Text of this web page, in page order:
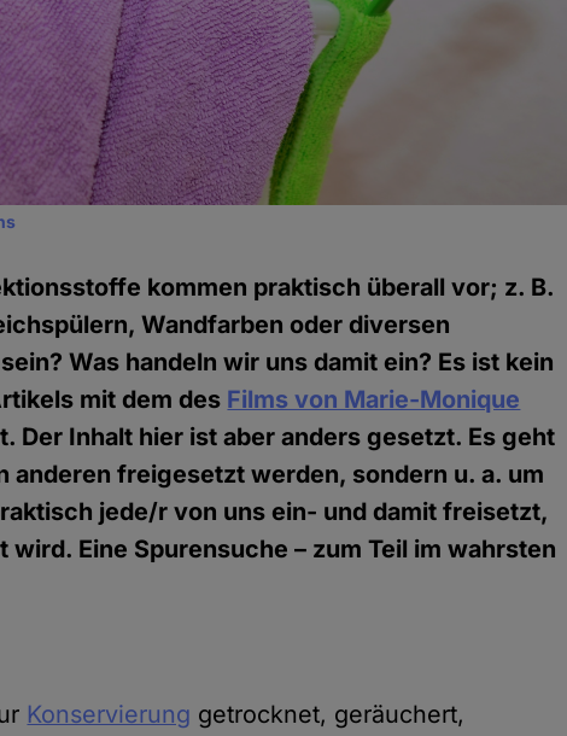
kommen praktisch überall vor; z. B.
Wandfarben oder diversen
Was handeln wir uns damit ein? Es ist kein
mit dem des Films von Marie-Monique
Der Inhalt hier ist aber anders gesetzt. Es geht
anderen freigesetzt werden, sondern u. a. um
jede/r von uns ein- und damit freisetzt,
Eine Spurensuche – zum Teil im wahrsten
Konservierung getrocknet, geräuchert,